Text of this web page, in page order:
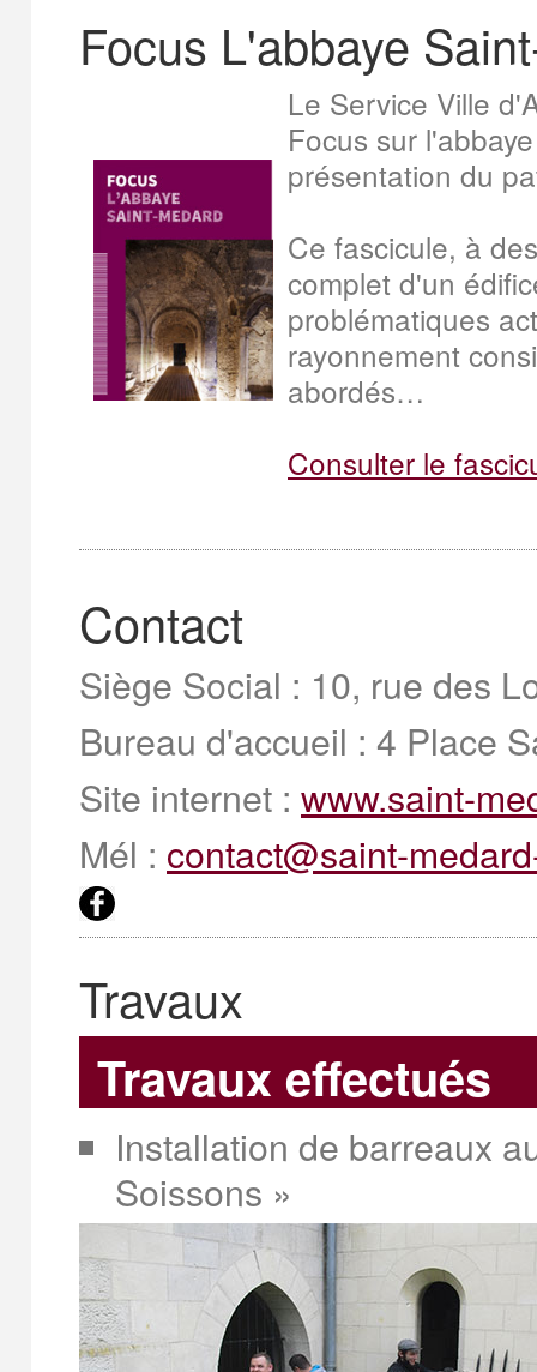
Focus L'abbaye
Le Service Ville
Focus sur
présentation du
Ce fascicule, à
complet d'un
problématiques
rayonnement
abordés…
Consulter le
Contact
Siège Social : 10, rue des
Bureau d'accueil : 4 Place
Site internet : www.saint-
Mél : contact@saint-
Travaux
Travaux effectués
Installation de barreaux
Soissons »